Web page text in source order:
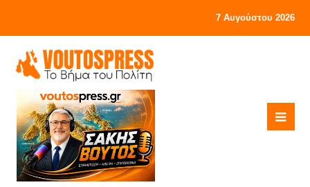
7 Αυγούστου 2026